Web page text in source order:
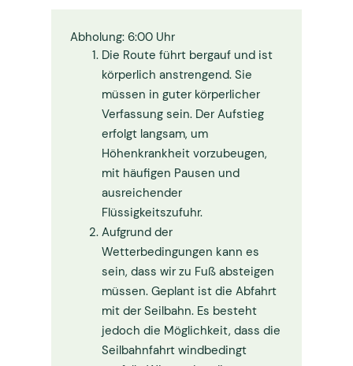
Abholung: 6:00 Uhr
Die Route führt bergauf und ist
körperlich anstrengend. Sie
müssen in guter körperlicher
Verfassung sein. Der Aufstieg
erfolgt langsam, um
Höhenkrankheit vorzubeugen,
mit häufigen Pausen und
ausreichender
Flüssigkeitszufuhr.
Aufgrund der
Wetterbedingungen kann es
sein, dass wir zu Fuß absteigen
müssen. Geplant ist die Abfahrt
mit der Seilbahn. Es besteht
jedoch die Möglichkeit, dass die
Seilbahnfahrt windbedingt